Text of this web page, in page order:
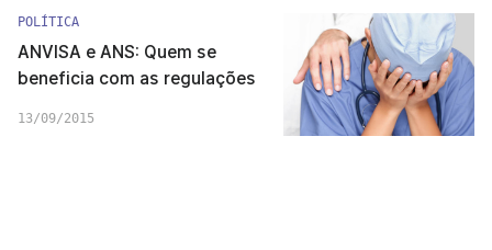
POLÍTICA
ANVISA e ANS: Quem se
beneficia com as regulações
13/09/2015